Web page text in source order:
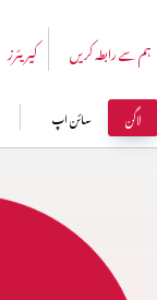
ہم سے رابطہ کریں کیریئرز
لاگن سائن اپ